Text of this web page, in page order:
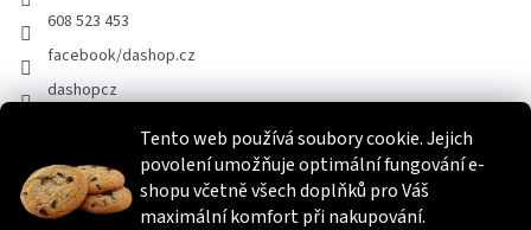
Tento web používá soubory cookie. Jejich
povolení umožňuje optimální fungování e-
shopu včetně všech doplňků pro Váš
maximální komfort při nakupování.
608 523 453
facebook/dashop.cz
dashopcz
Heureka.cz Zboží.cz Srovnáme.cz